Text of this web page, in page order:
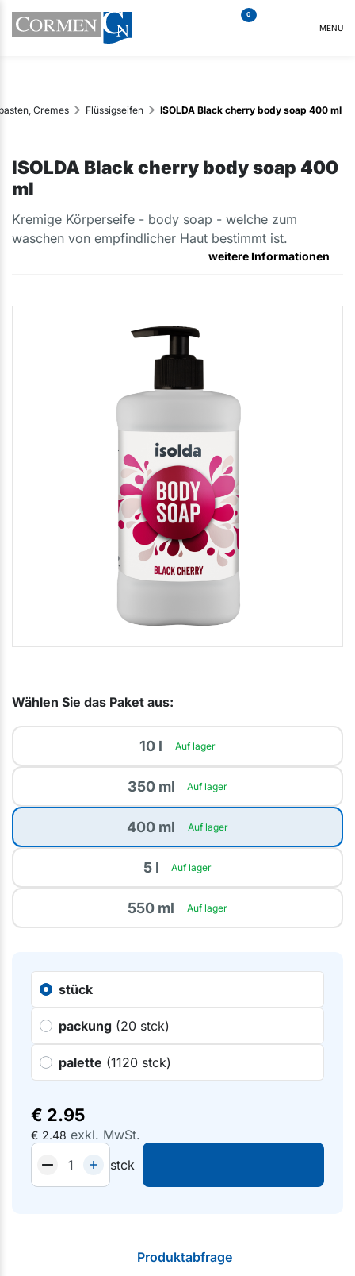
0
MENU
Cremes Flüssigseifen ISOLDA Black cherry body soap 400 ml
ISOLDA Black cherry body soap 400
ml
Kremige Körperseife - body soap - welche zum
waschen von empfindlicher Haut bestimmt ist.
weitere Informationen
Wählen Sie das Paket aus:
10 l Auf lager
350 ml Auf lager
400 ml Auf lager
5 l Auf lager
550 ml Auf lager
stück
packung (20 stck)
palette (1120 stck)
€ 2.95
€ 2.48 exkl. MwSt.
stck
Produktabfrage